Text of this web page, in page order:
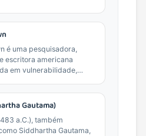
é uma pesquisadora,
escritora americana
em vulnerabilidade,
Universidade de...
Gautama)
a.C.), também
Siddhartha Gautama,